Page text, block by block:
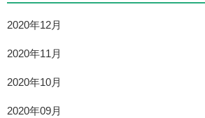
2020年12月
2020年11月
2020年10月
2020年09月